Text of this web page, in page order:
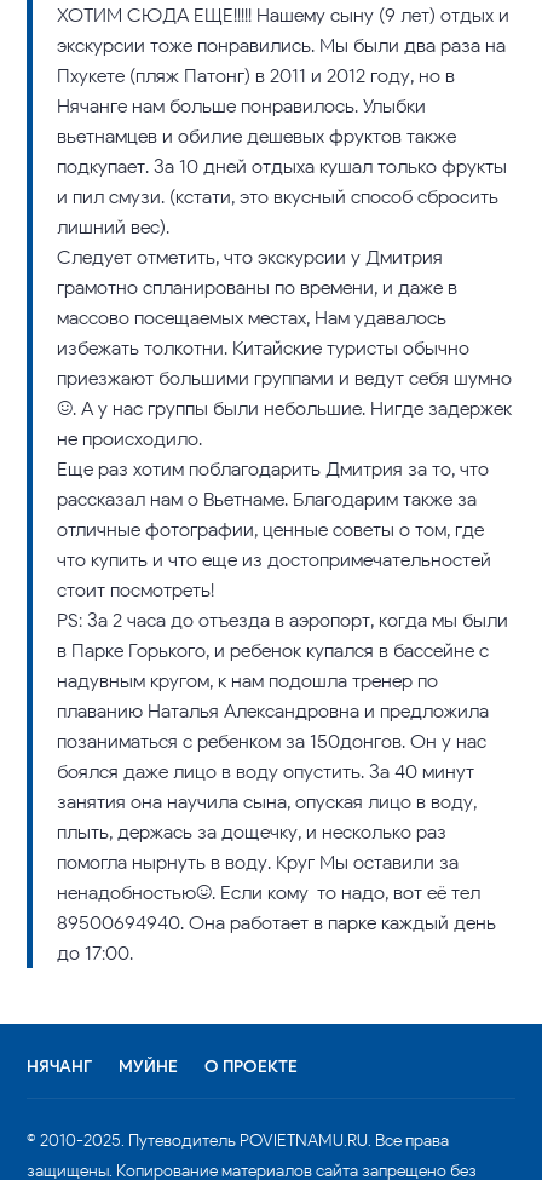
ХОТИМ СЮДА ЕЩЕ!!!!! Нашему сыну (9 лет) отдых и
экскурсии тоже понравились. Мы были два раза на
Пхукете (пляж Патонг) в 2011 и 2012 году, но в
Нячанге нам больше понравилось. Улыбки
вьетнамцев и обилие дешевых фруктов также
подкупает. За 10 дней отдыха кушал только фрукты
и пил смузи. (кстати, это вкусный способ сбросить
лишний вес).
Следует отметить, что экскурсии у Дмитрия
грамотно спланированы по времени, и даже в
массово посещаемых местах, Нам удавалось
избежать толкотни. Китайские туристы обычно
приезжают большими группами и ведут себя шумно
:). А у нас группы были небольшие. Нигде задержек
не происходило.
Еще раз хотим поблагодарить Дмитрия за то, что
рассказал нам о Вьетнаме. Благодарим также за
отличные фотографии, ценные советы о том, где
что купить и что еще из достопримечательностей
стоит посмотреть!
PS: За 2 часа до отъезда в аэропорт, когда мы были
в Парке Горького, и ребенок купался в бассейне с
надувным кругом, к нам подошла тренер по
плаванию Наталья Александровна и предложила
позаниматься с ребенком за 150донгов. Он у нас
боялся даже лицо в воду опустить. За 40 минут
занятия она научила сына, опуская лицо в воду,
плыть, держась за дощечку, и несколько раз
помогла нырнуть в воду. Круг Мы оставили за
ненадобностью:). Если кому-то надо, вот её тел
89500694940. Она работает в парке каждый день
до 17:00.
НЯЧАНГ МУЙНЕ О ПРОЕКТЕ
© 2010-2025. Путеводитель POVIETNAMU.RU. Все права
защищены. Копирование материалов сайта запрещено без